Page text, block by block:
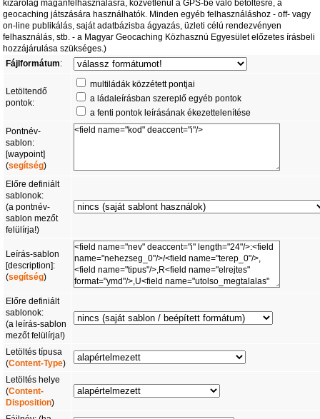
kizárólag magánfelhasználásra, közvetlenül a GPS-be való betöltésre, a
geocaching játszására használhatók. Minden egyéb felhasználáshoz - off- vagy
on-line publikálás, saját adatbázisba ágyazás, üzleti célú rendezvényen
felhasználás, stb. - a Magyar Geocaching Közhasznú Egyesület előzetes írásbeli
hozzájárulása szükséges.)
Fájlformátum:
Letöltendő
pontok:
multiládák közzétett pontjai
a ládaleírásban szereplő egyéb pontok
a fenti pontok leírásának ékezettelenítése
Pontnév-
sablon:
[waypoint]
(segítség)
Előre definiált
sablonok:
(a pontnév-
sablon mezőt
felülírja!)
Leírás-sablon
[description]:
(segítség)
Előre definiált
sablonok:
(a leírás-sablon
mezőt felülírja!)
Letöltés típusa
(Content-Type)
Letöltés helye
(Content-
Disposition)